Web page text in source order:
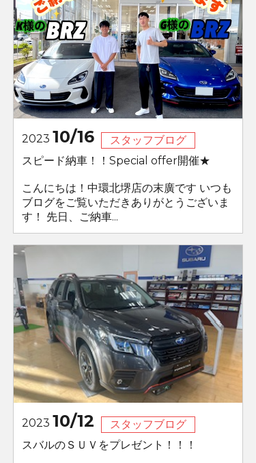
2023 10/16
スタッフブログ
スピード納車！！Special offer開催★
こんにちは！中環北堺店の末廣です いつも
ブログをご覧いただきありがとうございま
す！ 先日、ご納車...
2023 10/12
スタッフブログ
スバルのＳＵＶをプレゼント！！！